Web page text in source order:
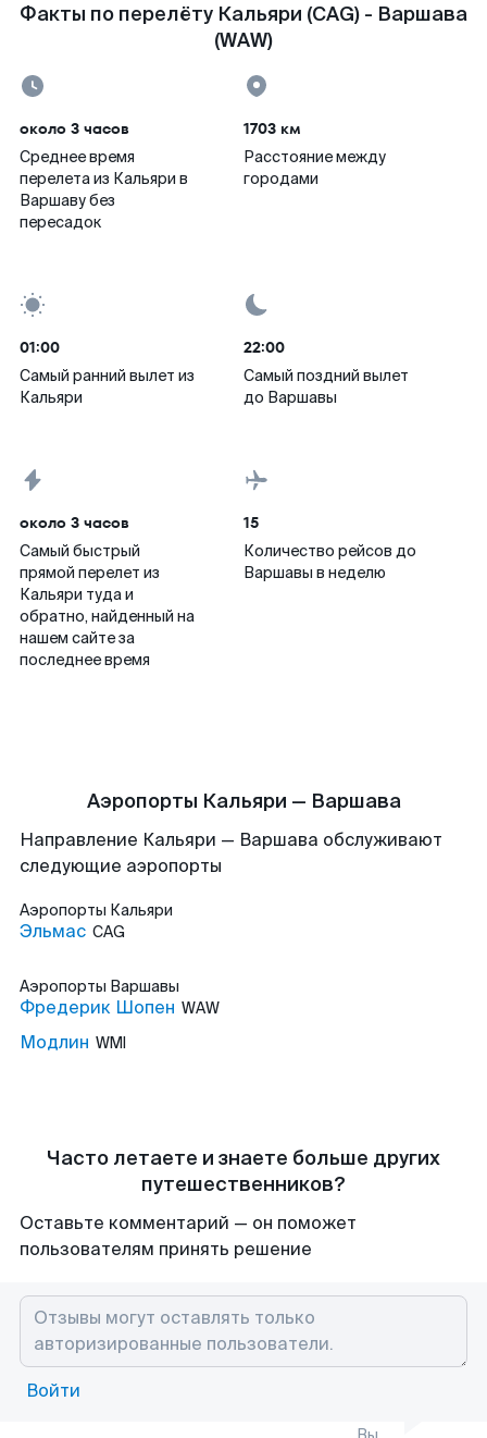
Факты по перелёту Кальяри (CAG) - Варшава
(WAW)
около 3 часов
Среднее время
перелета из Кальяри в
Варшаву без
пересадок
1703 км
Расстояние между
городами
01:00
Самый ранний вылет из
Кальяри
22:00
Самый поздний вылет
до Варшавы
около 3 часов
Самый быстрый
прямой перелет из
Кальяри туда и
обратно, найденный на
нашем сайте за
последнее время
15
Количество рейсов до
Варшавы в неделю
Аэропорты Кальяри — Варшава
Направление Кальяри — Варшава обслуживают
следующие аэропорты
Аэропорты Кальяри
Эльмас CAG
Аэропорты Варшавы
Фредерик Шопен WAW
Модлин WMI
Часто летаете и знаете больше других
путешественников?
Оставьте комментарий — он поможет
пользователям принять решение
Войти